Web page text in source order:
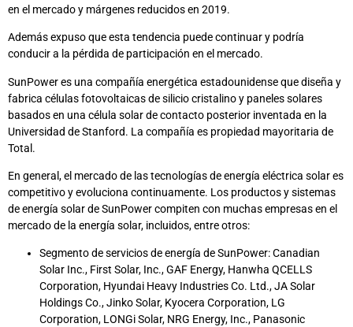
en el mercado y márgenes reducidos en 2019.
Además expuso que esta tendencia puede continuar y podría
conducir a la pérdida de participación en el mercado.
SunPower es una compañía energética estadounidense que diseña y
fabrica células fotovoltaicas de silicio cristalino y paneles solares
basados en una célula solar de contacto posterior inventada en la
Universidad de Stanford. La compañía es propiedad mayoritaria de
Total.
En general, el mercado de las tecnologías de energía eléctrica solar es
competitivo y evoluciona continuamente. Los productos y sistemas
de energía solar de SunPower compiten con muchas empresas en el
mercado de la energía solar, incluidos, entre otros:
Segmento de servicios de energía de SunPower: Canadian
Solar Inc., First Solar, Inc., GAF Energy, Hanwha QCELLS
Corporation, Hyundai Heavy Industries Co. Ltd., JA Solar
Holdings Co., Jinko Solar, Kyocera Corporation, LG
Corporation, LONGi Solar, NRG Energy, Inc., Panasonic